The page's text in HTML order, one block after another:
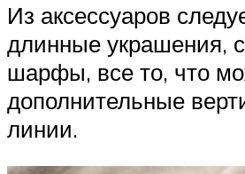
Из аксессуаров
длинные украшения,
шарфы, все то, что
дополнительные
линии.